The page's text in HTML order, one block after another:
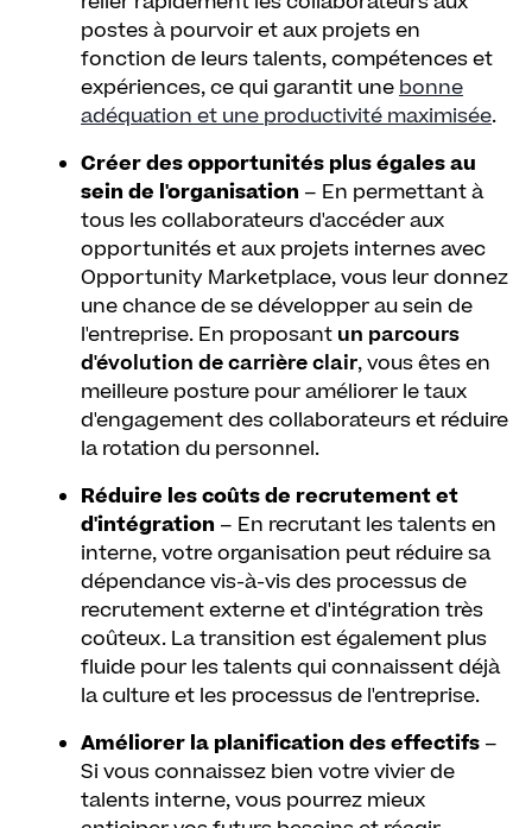
postes à pourvoir et aux projets en
fonction de leurs talents, compétences et
expériences, ce qui garantit unebonne
adéquation et une productivité maximisée.
Créer des opportunités plus égales au
sein de l'organisation – En permettant à
tous les collaborateurs d'accéder aux
opportunités et aux projets internes avec
Opportunity Marketplace, vous leur donnez
une chance de se développer au sein de
l'entreprise. En proposant un parcours
d'évolution de carrière clair, vous êtes en
meilleure posture pour améliorer le taux
d'engagement des collaborateurs et réduire
la rotation du personnel.
Réduire les coûts de recrutement et
d'intégration – En recrutant les talents en
interne, votre organisation peut réduire sa
dépendance vis-à-vis des processus de
recrutement externe et d'intégration très
coûteux. La transition est également plus
fluide pour les talents qui connaissent déjà
la culture et les processus de l'entreprise.
Améliorer la planification des effectifs –
Si vous connaissez bien votre vivier de
talents interne, vous pourrez mieux